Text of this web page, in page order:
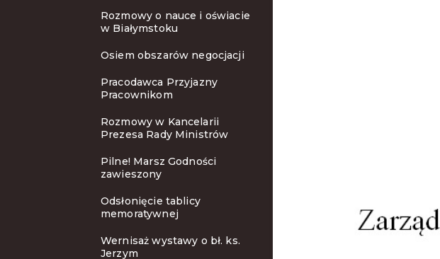
Rozmowy o nauce i oświacie
w Białymstoku
Osiem obszarów negocjacji
Pracodawca Przyjazny
Pracownikom
Rozmowy w Kancelarii
Prezesa Rady Ministrów
Pilne! Marsz Godności
zawieszony
Odsłonięcie tablicy
memoratywnej
Wernisaż wystawy o bł. ks.
Jerzym